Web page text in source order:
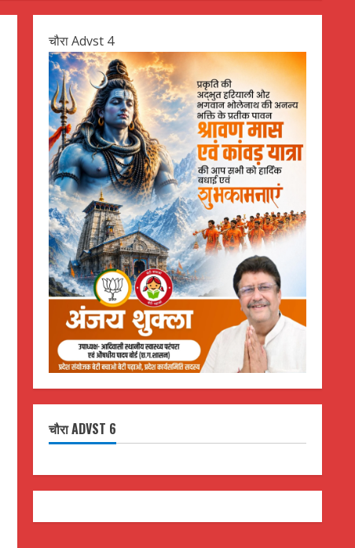
चौरा Advst 4
चौरा ADVST 6